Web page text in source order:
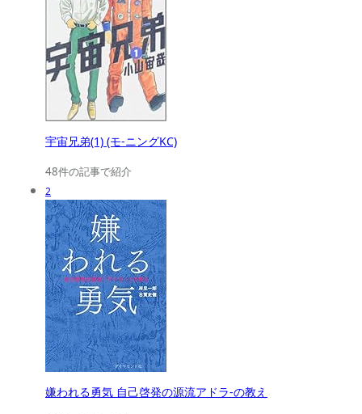
宇宙兄弟(1) (モ-ニングKC)
48件の記事で紹介
2
嫌われる勇気 自己啓発の源流アドラ-の教え